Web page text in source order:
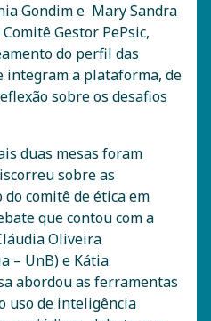
Gondim e Mary Sandra
Gestor PePsic,
do perfil das
integram a plataforma, de
sobre os desafios
duas mesas foram
sobre as
comitê de ética em
que contou com a
Oliveira
– UnB) e Kátia
abordou as ferramentas
uso de inteligência